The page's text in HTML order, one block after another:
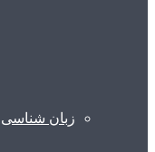
زبان شناسی